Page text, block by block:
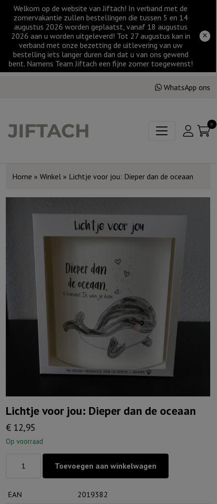
Welkom op de website van Jiftach! In verband met de
zomervakantie zullen bestellingen die tussen 5 en 14
augustus 2026 worden geplaatst, vanaf 18 augustus
2026 aan u worden uitgeleverd! Tot 27 augustus kan in
verband met onze bezetting de uitlevering van uw
bestelling iets langer duren dan dat u van ons gewend
bent. Namens Team Jiftach een fijne zomer toegewenst!
WhatsApp ons
0
Home » Winkel » Lichtje voor jou: Dieper dan de oceaan
Lichtje voor jou: Dieper dan de oceaan
€ 12,95
Op voorraad
Dieper
Toevoegen aan winkelwagen
EAN 2019382